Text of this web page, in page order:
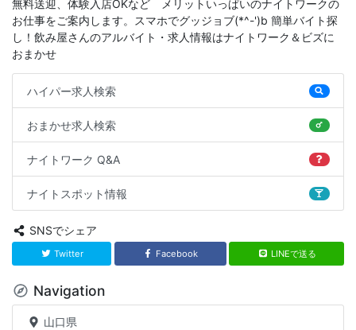
無料送迎、体験入店OKなどゝメリットいっぱいのナイトワークの
お仕事をご案内します。スマホでグッジョブ(*^-')b 簡単バイト探
し！飲み屋さんのアルバイト・求人情報はナイトワーク＆ビズに
おまかせ
ハイパー求人検索
おまかせ求人検索
ナイトワーク Q&A
ナイトスポット情報
SNSでシェア
Twitter Facebook LINEで送る
Navigation
山口県